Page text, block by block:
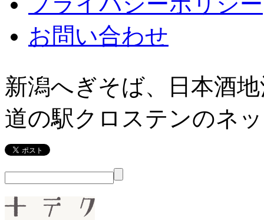
お問い合わせ
新潟へぎそば、日本酒
道の駅クロステンのネ